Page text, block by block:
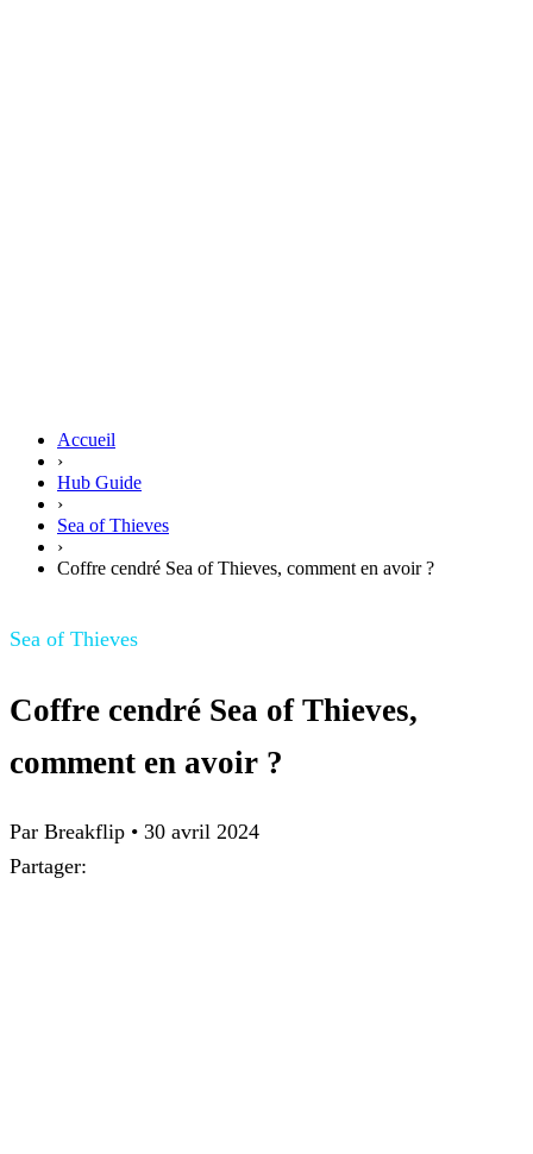
Accueil
›
Hub Guide
›
Sea of Thieves
›
Coffre cendré Sea of Thieves, comment en avoir ?
Sea of Thieves
Coffre cendré Sea of Thieves,
comment en avoir ?
Par Breakflip • 30 avril 2024
Partager: